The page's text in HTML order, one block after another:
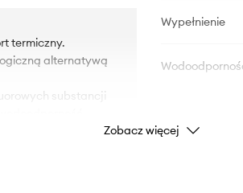
termiczny.
alternatywą
substancji
Wypełnienie
Zobacz więcej